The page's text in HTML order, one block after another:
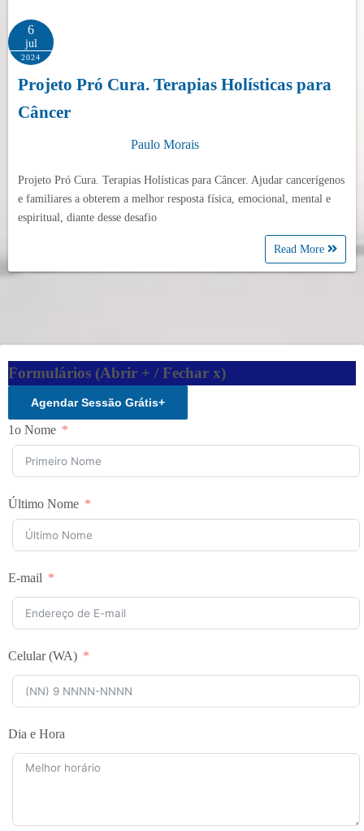
6
jul
2024
Projeto Pró Cura. Terapias Holísticas para
Câncer
Paulo Morais
Projeto Pró Cura. Terapias Holísticas para Câncer. Ajudar cancerígenos
e familiares a obterem a melhor resposta física, emocional, mental e
espiritual, diante desse desafio
Read More
Formulários (Abrir + / Fechar x)
Agendar Sessão Grátis+
1o Nome
Último Nome
E-mail
Celular (WA)
Dia e Hora